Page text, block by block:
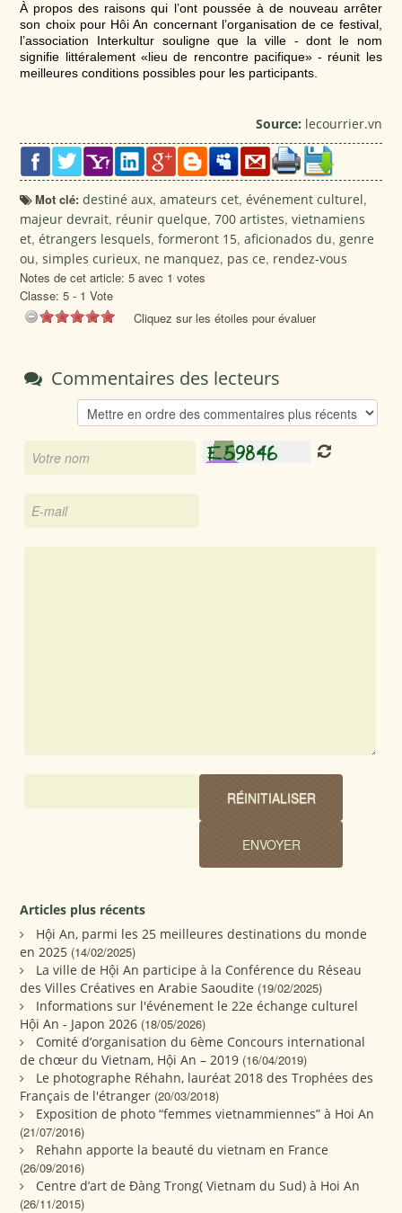
À propos des raisons qui l’ont poussée à de nouveau arrêter
son choix pour Hôi An concernant l’organisation de ce festival,
l’association Interkultur souligne que la ville - dont le nom
signifie littéralement «lieu de rencontre pacifique» - réunit les
meilleures conditions possibles pour les participants.
Source: lecourrier.vn
Mot clé:destiné aux,amateurs cet,événement culturel,
majeur devrait, réunir quelque,700 artistes,vietnamiens
et,étrangers lesquels,formeront 15,aficionados du,genre
ou,simples curieux, ne manquez, pas ce, rendez-vous
Notes de cet article: 5 avec 1 votes
Classe:5 - 1 Vote
Cliquez sur les étoiles pour évaluer
Commentaires des lecteurs
Articles plus récents
Hội An, parmi les 25 meilleures destinations du monde
en 2025 (14/02/2025)
La ville de Hội An participe à la Conférence du Réseau
des Villes Créatives en Arabie Saoudite (19/02/2025)
Informations sur l'événement le 22e échange culturel
Hội An - Japon 2026 (18/05/2026)
Comité d’organisation du 6ème Concours international
de chœur du Vietnam, Hội An – 2019 (16/04/2019)
Le photographe Réhahn, lauréat 2018 des Trophées des
Français de l'étranger (20/03/2018)
Exposition de photo “femmes vietnammiennes” à Hoi An
(21/07/2016)
Rehahn apporte la beauté du vietnam en France
(26/09/2016)
Centre d’art de Đàng Trong( Vietnam du Sud) à Hoi An
(26/11/2015)